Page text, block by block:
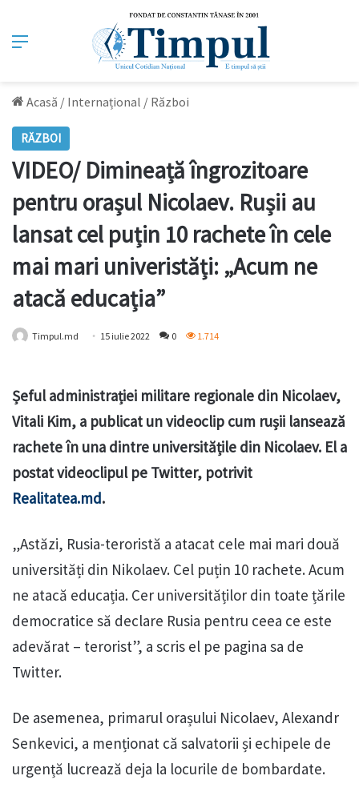
Meniu
Acasă / Internațional / Război
RĂZBOI
VIDEO/ Dimineață îngrozitoare
pentru orașul Nicolaev. Rușii au
lansat cel puțin 10 rachete în cele
mai mari univeristăți: „Acum ne
atacă educația”
Timpul.md 15 iulie 2022 0 1.714
Șeful administrației militare regionale din Nicolaev,
Vitali Kim, a publicat un videoclip cum rușii lansează
rachete în una dintre universitățile din Nicolaev. El a
postat videoclipul pe Twitter, potrivit
Realitatea.md.
„Astăzi, Rusia-teroristă a atacat cele mai mari două
universități din Nikolaev. Cel puțin 10 rachete. Acum
ne atacă educația. Cer universităților din toate țările
democratice să declare Rusia pentru ceea ce este
adevărat – terorist”, a scris el pe pagina sa de
Twitter.
De asemenea, primarul orașului Nicolaev, Alexandr
Senkevici, a menționat că salvatorii și echipele de
urgență lucrează deja la locurile de bombardate.